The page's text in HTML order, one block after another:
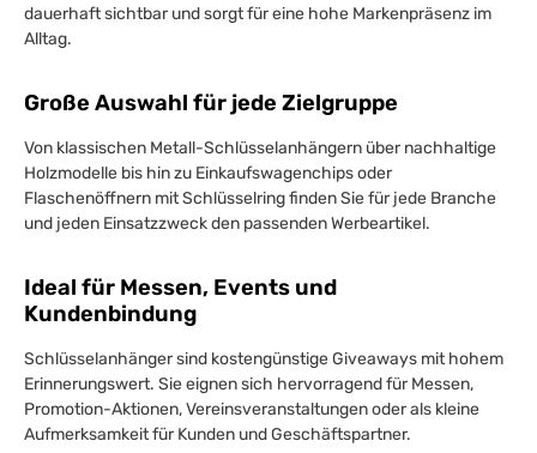
dauerhaft sichtbar und sorgt für eine hohe Markenpräsenz im
Alltag.
Große Auswahl für jede Zielgruppe
Von klassischen Metall-Schlüsselanhängern über nachhaltige
Holzmodelle bis hin zu Einkaufswagenchips oder
Flaschenöffnern mit Schlüsselring finden Sie für jede Branche
und jeden Einsatzzweck den passenden Werbeartikel.
Ideal für Messen, Events und
Kundenbindung
Schlüsselanhänger sind kostengünstige Giveaways mit hohem
Erinnerungswert. Sie eignen sich hervorragend für Messen,
Promotion-Aktionen, Vereinsveranstaltungen oder als kleine
Aufmerksamkeit für Kunden und Geschäftspartner.